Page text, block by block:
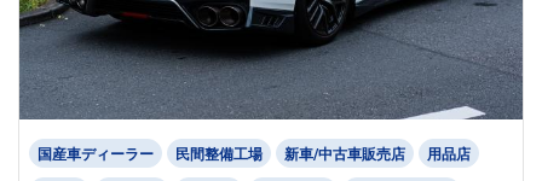
国産車ディーラー 民間整備工場 新車/中古車販売店 用品店